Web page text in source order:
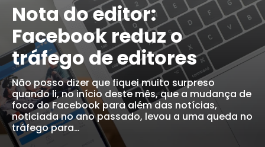
Nota do editor:
Facebook reduz o
tráfego de editores
Não posso dizer que fiquei muito surpreso
quando li, no início deste mês, que a mudança de
foco do Facebook para além das notícias,
noticiada no ano passado, levou a uma queda no
tráfego para…